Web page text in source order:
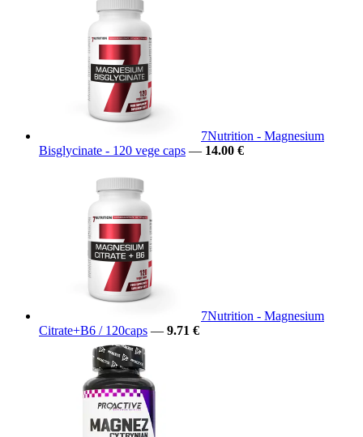
7Nutrition - Magnesium
Bisglycinate - 120 vege caps — 14.00 €
7Nutrition - Magnesium
Citrate+B6 / 120caps — 9.71 €